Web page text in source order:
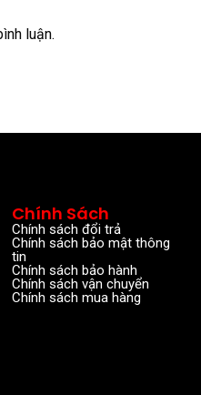
luận.
Chính Sách
Chính sách đổi trả
Chính sách bảo mật thông
tin
Chính sách bảo hành
Chính sách vận chuyển
Chính sách mua hàng